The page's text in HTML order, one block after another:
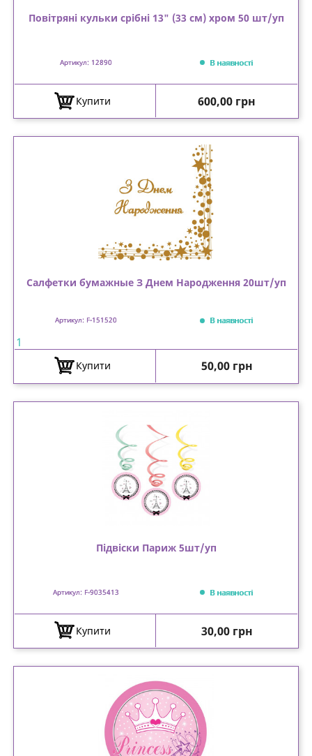
Повітряні кульки срібні 13" (33 см) хром 50 шт/уп
Артикул: 12890 В наявності
Купити Ціна
600,00 грн
Салфетки бумажные З Днем Народження 20шт/уп
Артикул: F-151520 В наявності
1
Купити Ціна
50,00 грн
Підвіски Париж 5шт/уп
Артикул: F-9035413 В наявності
Купити Ціна
30,00 грн